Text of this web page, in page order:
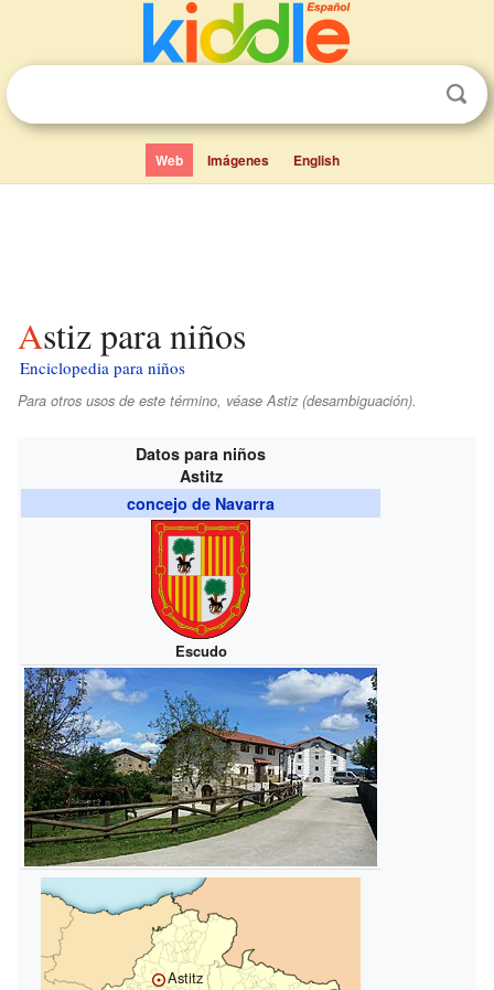
Web Imágenes English
Astiz para niños
Enciclopedia para niños
Para otros usos de este término, véase Astiz (desambiguación).
Datos para niños
Astitz
concejo de Navarra
Escudo
Astitz